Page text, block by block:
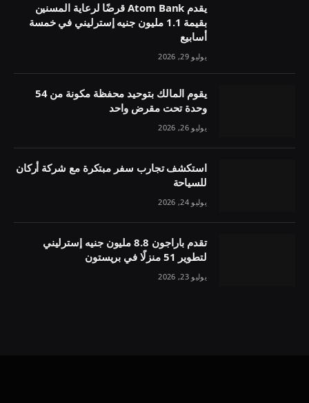
يقدم Atom Bank قرضًا لرعاية المسنين
بقيمة 1.1 مليون جنيه إسترليني في خمسة
أسابيع
يوليو 29, 2026
يقوم المالك بتوحيد محفظة مكونة من 54
وحدة تحت مقرض واحد
يوليو 26, 2026
استكشف تجارب سفر مبتكرة مع شركة أركان
للسياحة
يوليو 24, 2026
تقدم باراجون 8.8 مليون جنيه إسترليني
لتطوير 51 منزلًا في بريستون
يوليو 23, 2026